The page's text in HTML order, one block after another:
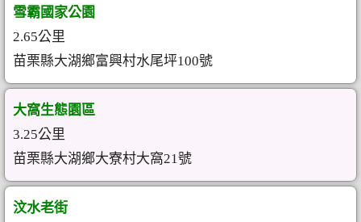
雪霸國家公園
2.65公里
苗栗縣大湖鄉富興村水尾坪100號
大窩生態園區
3.25公里
苗栗縣大湖鄉大寮村大窩21號
汶水老街